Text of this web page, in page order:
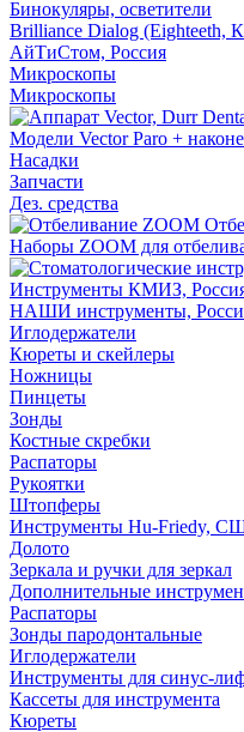
Бинокуляры, осветители
Brilliance Dialog (Eighteeth,
АйТиСтом, Россия
Микроскопы
Микроскопы
Модели Vector Paro +
Насадки
Запчасти
Дез. средства
Наборы ZOOM для
Инструменты КМИЗ,
НАШИ инструменты,
Иглодержатели
Кюреты и скейлеры
Ножницы
Пинцеты
Зонды
Костные скребки
Распаторы
Рукоятки
Штопферы
Инструменты Hu-Friedy,
Долото
Зеркала и ручки для зеркал
Дополнительные
Распаторы
Зонды пародонтальные
Иглодержатели
Инструменты для синус-
Кассеты для инструмента
Кюреты